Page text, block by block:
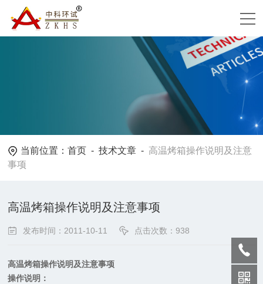
当前位置：首页 -技术文章 -高温烤箱操作说明及注意
事项
高温烤箱操作说明及注意事项
发布时间：2011-10-11 点击次数：938
高温烤箱操作说明及注意事项
操作说明：